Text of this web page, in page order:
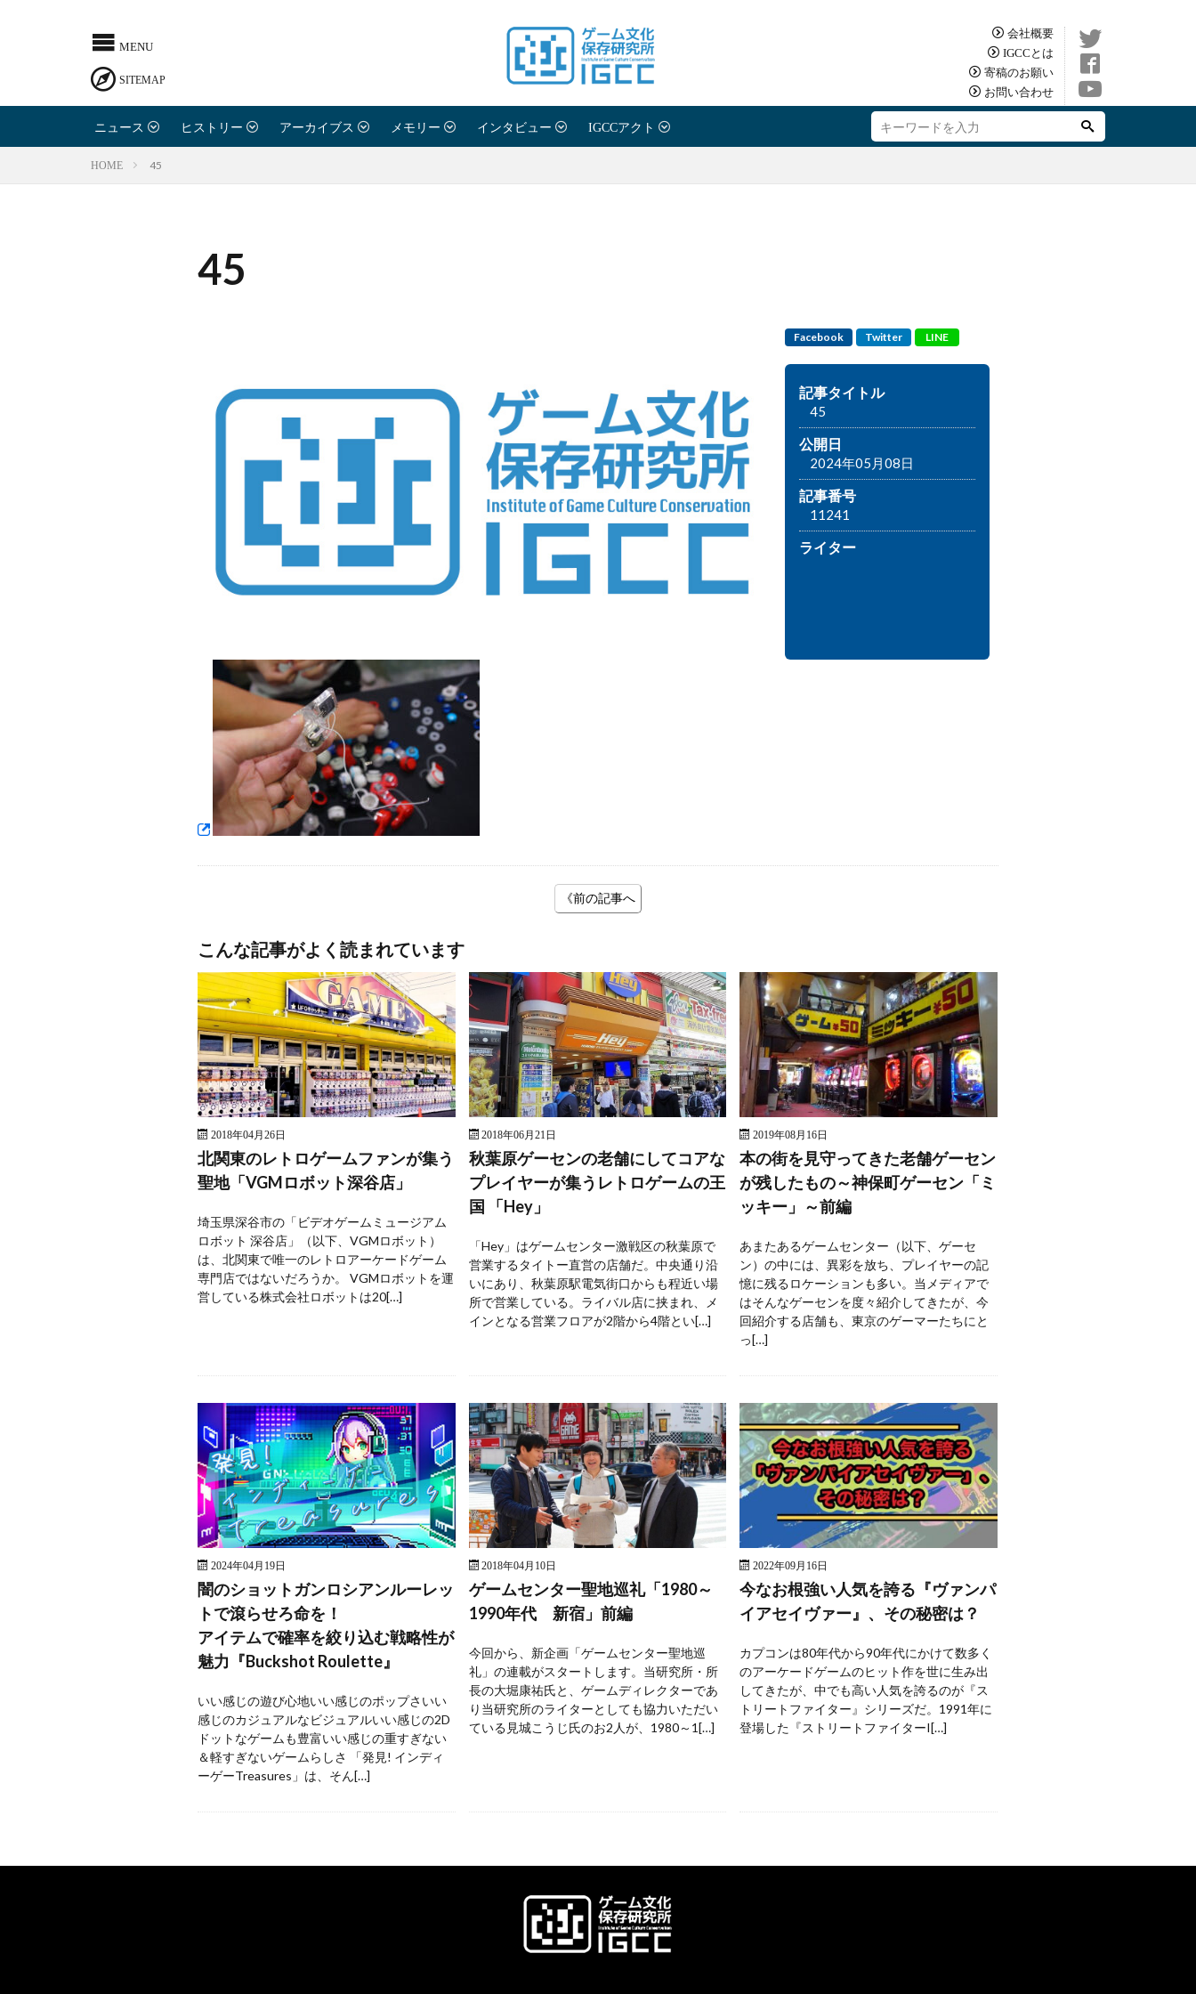
会社概要
IGCCとは
寄稿のお願い
お問い合わせ
ニュース ヒストリー アーカイブス メモリー インタビュー IGCCアクト
HOME 45
45
Facebook Twitter LINE
記事タイトル
45
公開日
2024年05月08日
記事番号
11241
ライター
《前の記事へ
こんな記事がよく読まれています
2018年04月26日
北関東のレトロゲームファンが集う
聖地「VGMロボット深谷店」
埼玉県深谷市の「ビデオゲームミュージアム
ロボット 深谷店」（以下、VGMロボット）
は、北関東で唯一のレトロアーケードゲーム
専門店ではないだろうか。 VGMロボットを運
営している株式会社ロボットは20[…]
2018年06月21日
秋葉原ゲーセンの老舗にしてコアな
プレイヤーが集うレトロゲームの王
国 「Hey」
「Hey」はゲームセンター激戦区の秋葉原で
営業するタイトー直営の店舗だ。中央通り沿
いにあり、秋葉原駅電気街口からも程近い場
所で営業している。ライバル店に挟まれ、メ
インとなる営業フロアが2階から4階とい[…]
2019年08月16日
本の街を見守ってきた老舗ゲーセン
が残したもの～神保町ゲーセン「ミ
ッキー」～前編
あまたあるゲームセンター（以下、ゲーセ
ン）の中には、異彩を放ち、プレイヤーの記
憶に残るロケーションも多い。当メディアで
はそんなゲーセンを度々紹介してきたが、今
回紹介する店舗も、東京のゲーマーたちにと
っ[…]
2024年04月19日
闇のショットガンロシアンルーレッ
トで滾らせろ命を！
アイテムで確率を絞り込む戦略性が
魅力『Buckshot Roulette』
いい感じの遊び心地いい感じのポップさいい
感じのカジュアルなビジュアルいい感じの2D
ドットなゲームも豊富いい感じの重すぎない
＆軽すぎないゲームらしさ 「発見! インディ
ーゲーTreasures」は、そん[…]
2018年04月10日
ゲームセンター聖地巡礼「1980～
1990年代 新宿」前編
今回から、新企画「ゲームセンター聖地巡
礼」の連載がスタートします。当研究所・所
長の大堀康祐氏と、ゲームディレクターであ
り当研究所のライターとしても協力いただい
ている見城こうじ氏のお2人が、1980～1[…]
2022年09月16日
今なお根強い人気を誇る『ヴァンパ
イアセイヴァー』、その秘密は？
カプコンは80年代から90年代にかけて数多く
のアーケードゲームのヒット作を世に生み出
してきたが、中でも高い人気を誇るのが『ス
トリートファイター』シリーズだ。1991年に
登場した『ストリートファイターI[…]